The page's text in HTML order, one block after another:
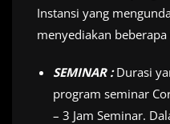
Instansi yang
menyediakan
SEMINAR :Durasi
program seminar
– 3 Jam Seminar.